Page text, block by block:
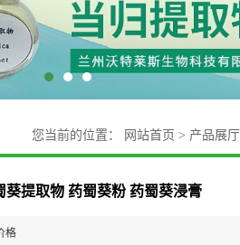
您当前的位置： 网站首页 > 产品展厅
葵提取物 药蜀葵粉 药蜀葵浸膏
格